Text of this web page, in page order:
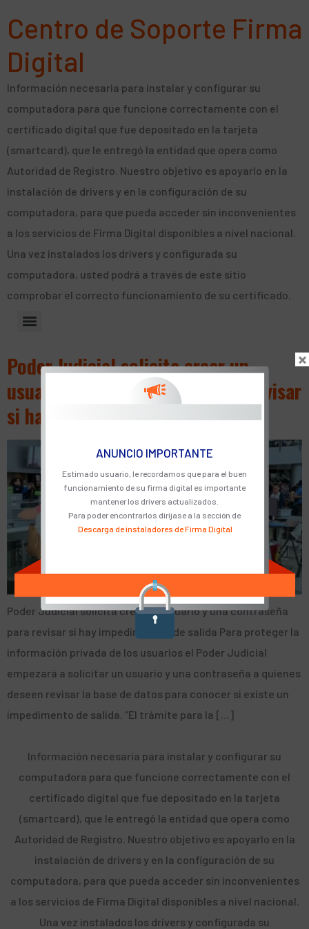
Centro de Soporte Firma
Digital
Información necesaria para instalar y configurar su
computadora para que funcione correctamente con el
certificado digital que fue depositado en la tarjeta
(smartcard), que le entregó la entidad que opera como
Autoridad de Registro. Nuestro objetivo es apoyarlo en la
instalación de drivers y en la configuración de su
computadora, para que pueda acceder sin inconvenientes
a los servicios de Firma Digital disponibles a nivel nacional.
Una vez instalados los drivers y configurada su
computadora, usted podrá a través de este sitio
comprobar el correcto funcionamiento de su certificado.
Poder Judicial solicita crear un
usuario y una contraseña para revisar
si hay impedimentos de salida
Poder Judicial solicita crear un usuario y una contraseña
para revisar si hay impedimentos de salida Para proteger la
información privada de los usuarios el Poder Judicial
empezará a solicitar un usuario y una contraseña a quienes
deseen revisar la base de datos para conocer si existe un
impedimento de salida. “El trámite para la […]
Información necesaria para instalar y configurar su
computadora para que funcione correctamente con el
certificado digital que fue depositado en la tarjeta
(smartcard), que le entregó la entidad que opera como
Autoridad de Registro. Nuestro objetivo es apoyarlo en la
instalación de drivers y en la configuración de su
computadora, para que pueda acceder sin inconvenientes
a los servicios de Firma Digital disponibles a nivel nacional.
Una vez instalados los drivers y configurada su
ANUNCIO IMPORTANTE
Estimado usuario, le recordamos que para el buen
funcionamiento de su firma digital es importante
mantener los drivers actualizados.
Para poder encontrarlos diríjase a la sección de
Descarga de instaladores de Firma Digital